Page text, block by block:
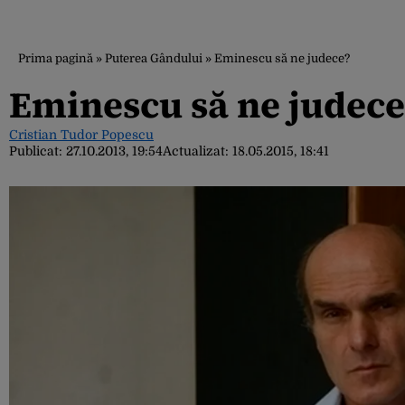
Prima pagină » Puterea Gândului » Eminescu să ne judece?
Eminescu să ne
Cristian Tudor Popescu
Publicat: 27.10.2013, 19:54Actualizat: 18.05.2015, 18:41